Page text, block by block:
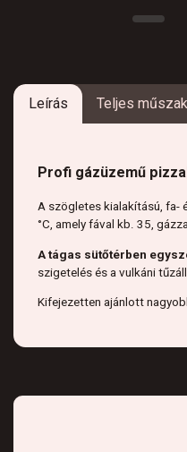
Leírás Teljes
Profi gázüzemű
A szögletes kialakítású, fa-
°C, amely fával kb. 35,
A tágas sütőtérben
szigetelés és a vulkáni
Kifejezetten ajánlott